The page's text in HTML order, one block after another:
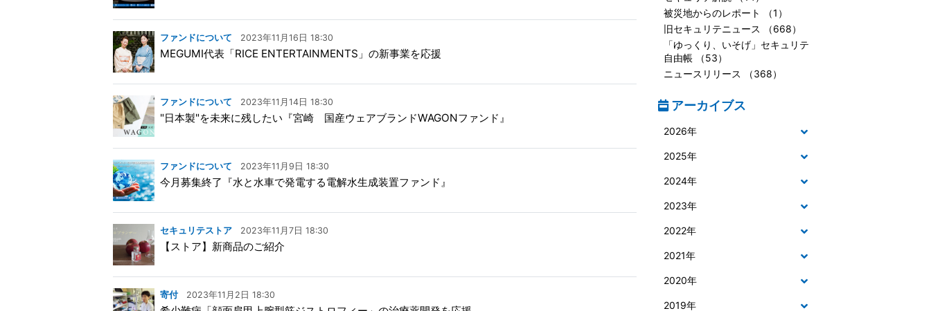
ファンドについて 2023年11月16日 18:30
MEGUMI代表「RICE ENTERTAINMENTS」の新事業を応援
ファンドについて 2023年11月14日 18:30
"日本製"を未来に残したい『宮崎 国産ウェアブランドWAGONファンド』
ファンドについて 2023年11月9日 18:30
今月募集終了『水と水車で発電する電解水生成装置ファンド』
セキュリテストア 2023年11月7日 18:30
【ストア】新商品のご紹介
寄付 2023年11月2日 18:30
被災地からのレポート （1）
旧セキュリテニュース （668）
「ゆっくり、いそげ」セキュリテ
自由帳 （53）
ニュースリリース （368）
アーカイブス
2026年
2025年
2024年
2023年
2022年
2021年
2020年
2019年